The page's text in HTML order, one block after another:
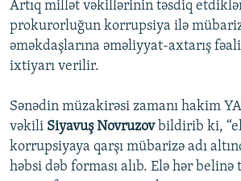
Artıq millət vəkillərinin təsdiq
prokurorluğun korrupsiya ilə
əməkdaşlarına əməliyyat-axtarış
ixtiyarı verilir.
Sənədin müzakirəsi zamanı hakim
vəkili Siyavuş Novruzov bildirib ki,
korrupsiyaya qarşı mübarizə adı
həbsi dəb forması alıb. Elə hər